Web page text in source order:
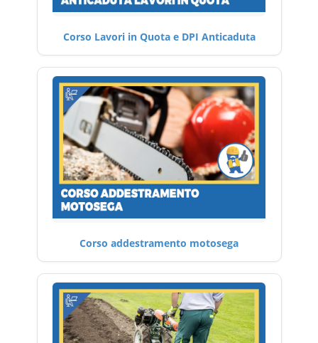
Corso Lavori in Quota e DPI Anticaduta
Corso addestramento motosega